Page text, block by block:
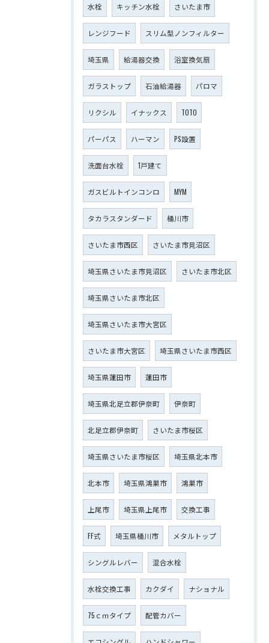
水栓 キッチン水栓 さいたま市
レンジフード スリム型ノンフィルター
埼玉県 給湯器交換 浴室換気扇
ガラストップ 石油給湯器 パロマ
リクシル イナックス TOTO
パーパス ハーマン PS設置
洗面台水栓 1戸建て
ガスビルトインコンロ MYM
タカラスタンダード 桶川市
さいたま市西区 さいたま市見沼区
埼玉県さいたま市見沼区 さいたま市北区
埼玉県さいたま市北区
埼玉県さいたま市大宮区
さいたま市大宮区 埼玉県さいたま市西区
埼玉県蓮田市 蓮田市
埼玉県北足立郡伊奈町 伊奈町
北足立郡伊奈町 さいたま市桜区
埼玉県さいたま市桜区 埼玉県北本市
北本市 埼玉県鴻巣市 鴻巣市
上尾市 埼玉県上尾市 交換工事
FF式 埼玉県桶川市 メタルトップ
シングルレバー 混合水栓
水栓交換工事 カクダイ ナショナル
75ｃｍタイプ 配管カバー